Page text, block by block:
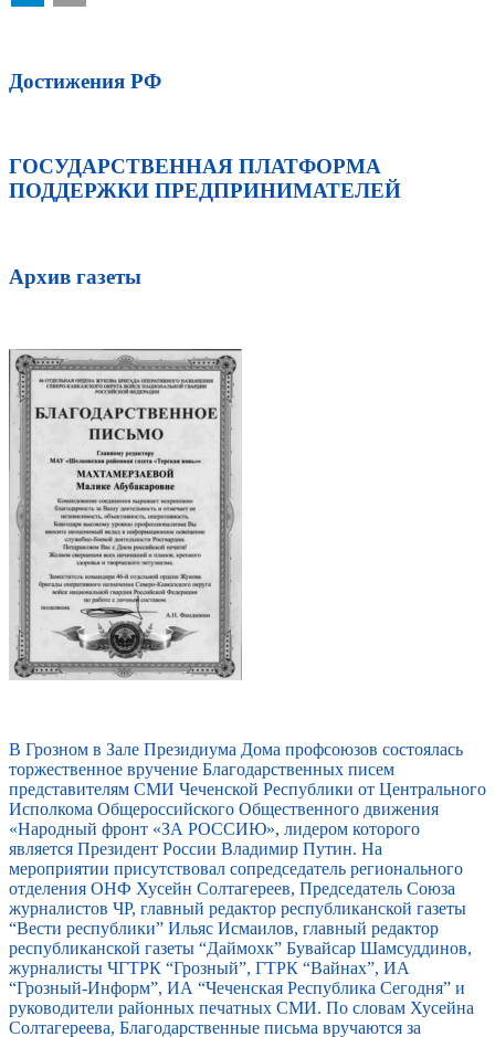
Достижения РФ
ГОСУДАРСТВЕННАЯ ПЛАТФОРМА
ПОДДЕРЖКИ ПРЕДПРИНИМАТЕЛЕЙ
Архив газеты
В Грозном в Зале Президиума Дома профсоюзов состоялась
торжественное вручение Благодарственных писем
представителям СМИ Чеченской Республики от Центрального
Исполкома Общероссийского Общественного движения
«Народный фронт «ЗА РОССИЮ», лидером которого
является Президент России Владимир Путин. На
мероприятии присутствовал сопредседатель регионального
отделения ОНФ Хусейн Солтагереев, Председатель Союза
журналистов ЧР, главный редактор республиканской газеты
“Вести республики” Ильяс Исмаилов, главный редактор
республиканской газеты “Даймохк” Бувайсар Шамсуддинов,
журналисты ЧГТРК “Грозный”, ГТРК “Вайнах”, ИА
“Грозный-Информ”, ИА “Чеченская Республика Сегодня” и
руководители районных печатных СМИ. По словам Хусейна
Солтагереева, Благодарственные письма вручаются за